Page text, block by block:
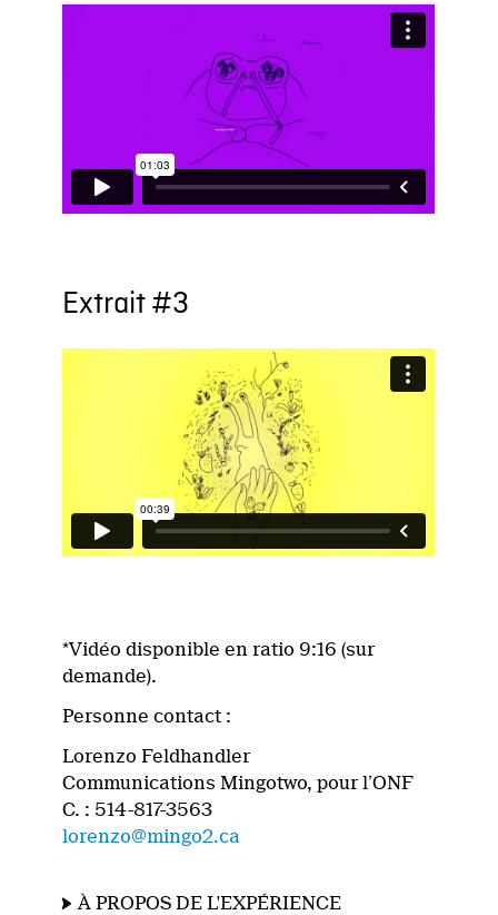
Extrait #3
*Vidéo disponible en ratio 9:16 (sur
demande).
Personne contact :
Lorenzo Feldhandler
Communications Mingotwo, pour l’ONF
C. : 514-817-3563
lorenzo@mingo2.ca
À PROPOS DE L'EXPÉRIENCE